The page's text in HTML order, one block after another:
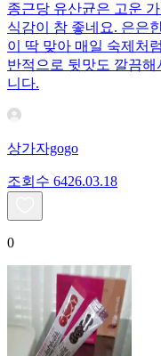
종근당 유산균은 고운
식감이 참 좋네요. 은은
이 딱 맞아 매일 숙제처
반적으로 뒷맛도 깔끔
니다.
상가자gogo
조회수 6426.03.18
0